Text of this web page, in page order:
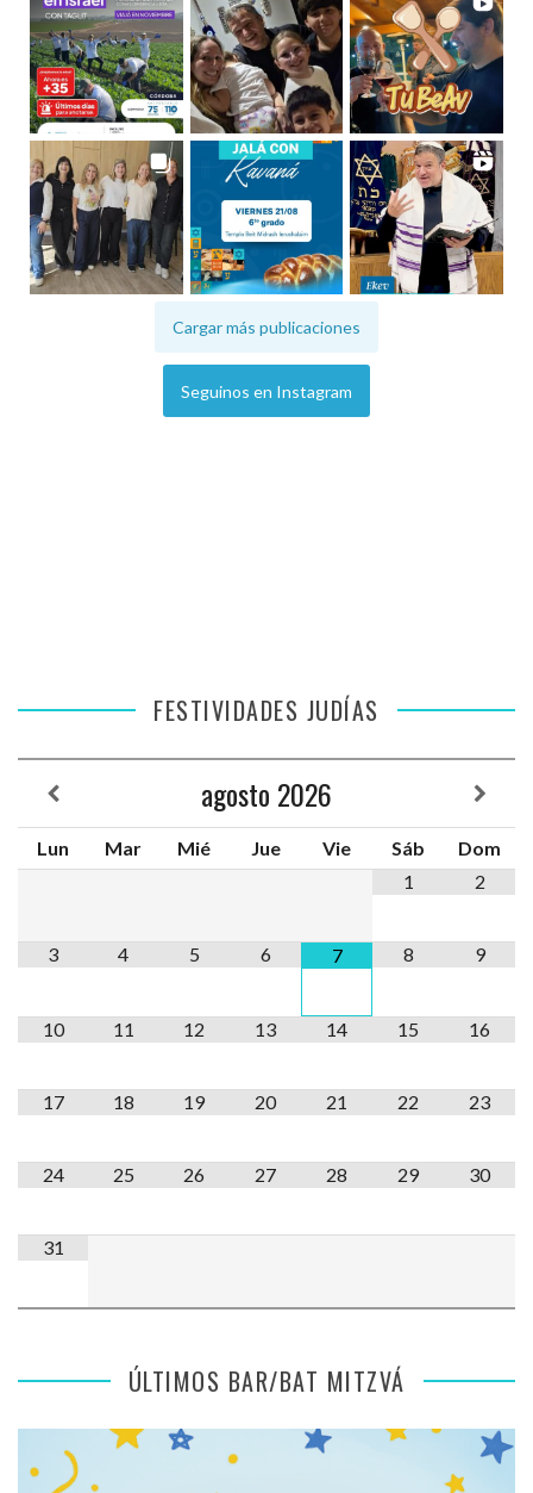
Cargar más publicaciones
Seguinos en Instagram
FESTIVIDADES JUDÍAS
agosto 2026
Lun Mar Mié Jue Vie Sáb
Dom
1
2
3 4 5 6 7 8 9
10 11 12 13 14 15 16
17 18 19 20 21 22 23
24 25 26 27 28 29 30
31
ÚLTIMOS BAR/BAT MITZVÁ